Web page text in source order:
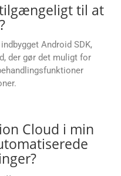
til at
Android SDK,
der gør det muligt for
Cloud i min